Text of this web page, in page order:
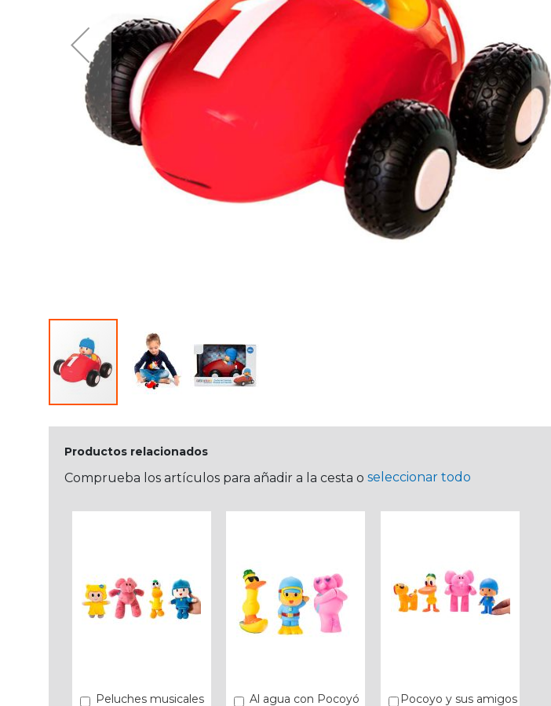
Productos relacionados
Comprueba los artículos para añadir a la cesta o seleccionar todo
Peluches musicales
Añadir Al agua con Pocoyó
Añadir
Pocoyo y sus amigos
Añadir